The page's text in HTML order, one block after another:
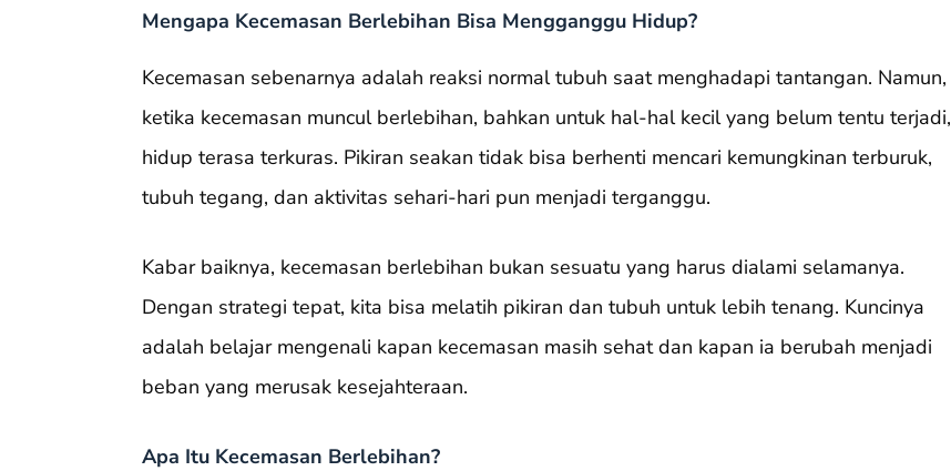
Mengapa Kecemasan Berlebihan Bisa Mengganggu Hidup?
Kecemasan sebenarnya adalah reaksi normal tubuh saat menghadapi tantangan. Namun,
ketika kecemasan muncul berlebihan, bahkan untuk hal-hal kecil yang belum tentu terjadi,
hidup terasa terkuras. Pikiran seakan tidak bisa berhenti mencari kemungkinan terburuk,
tubuh tegang, dan aktivitas sehari-hari pun menjadi terganggu.
Kabar baiknya, kecemasan berlebihan bukan sesuatu yang harus dialami selamanya.
Dengan strategi tepat, kita bisa melatih pikiran dan tubuh untuk lebih tenang. Kuncinya
adalah belajar mengenali kapan kecemasan masih sehat dan kapan ia berubah menjadi
beban yang merusak kesejahteraan.
Apa Itu Kecemasan Berlebihan?